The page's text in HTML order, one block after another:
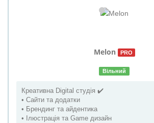
Melon PRO
Вільний
Креативна Digital студія ✔️
• Сайти та додатки
• Брендинг та айдентика
• Ілюстрація та Game дизайн